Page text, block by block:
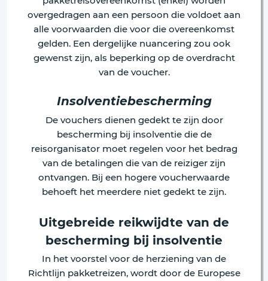
overgedragen aan een persoon die voldoet aan
alle voorwaarden die voor die overeenkomst
gelden. Een dergelijke nuancering zou ook
gewenst zijn, als beperking op de overdracht
van de voucher.
Insolventiebescherming
De vouchers dienen gedekt te zijn door
bescherming bij insolventie die de
reisorganisator moet regelen voor het bedrag
van de betalingen die van de reiziger zijn
ontvangen. Bij een hogere voucherwaarde
behoeft het meerdere niet gedekt te zijn.
Uitgebreide reikwijdte van de
bescherming bij insolventie
In het voorstel voor de herziening van de
Richtlijn pakketreizen, wordt door de Europese